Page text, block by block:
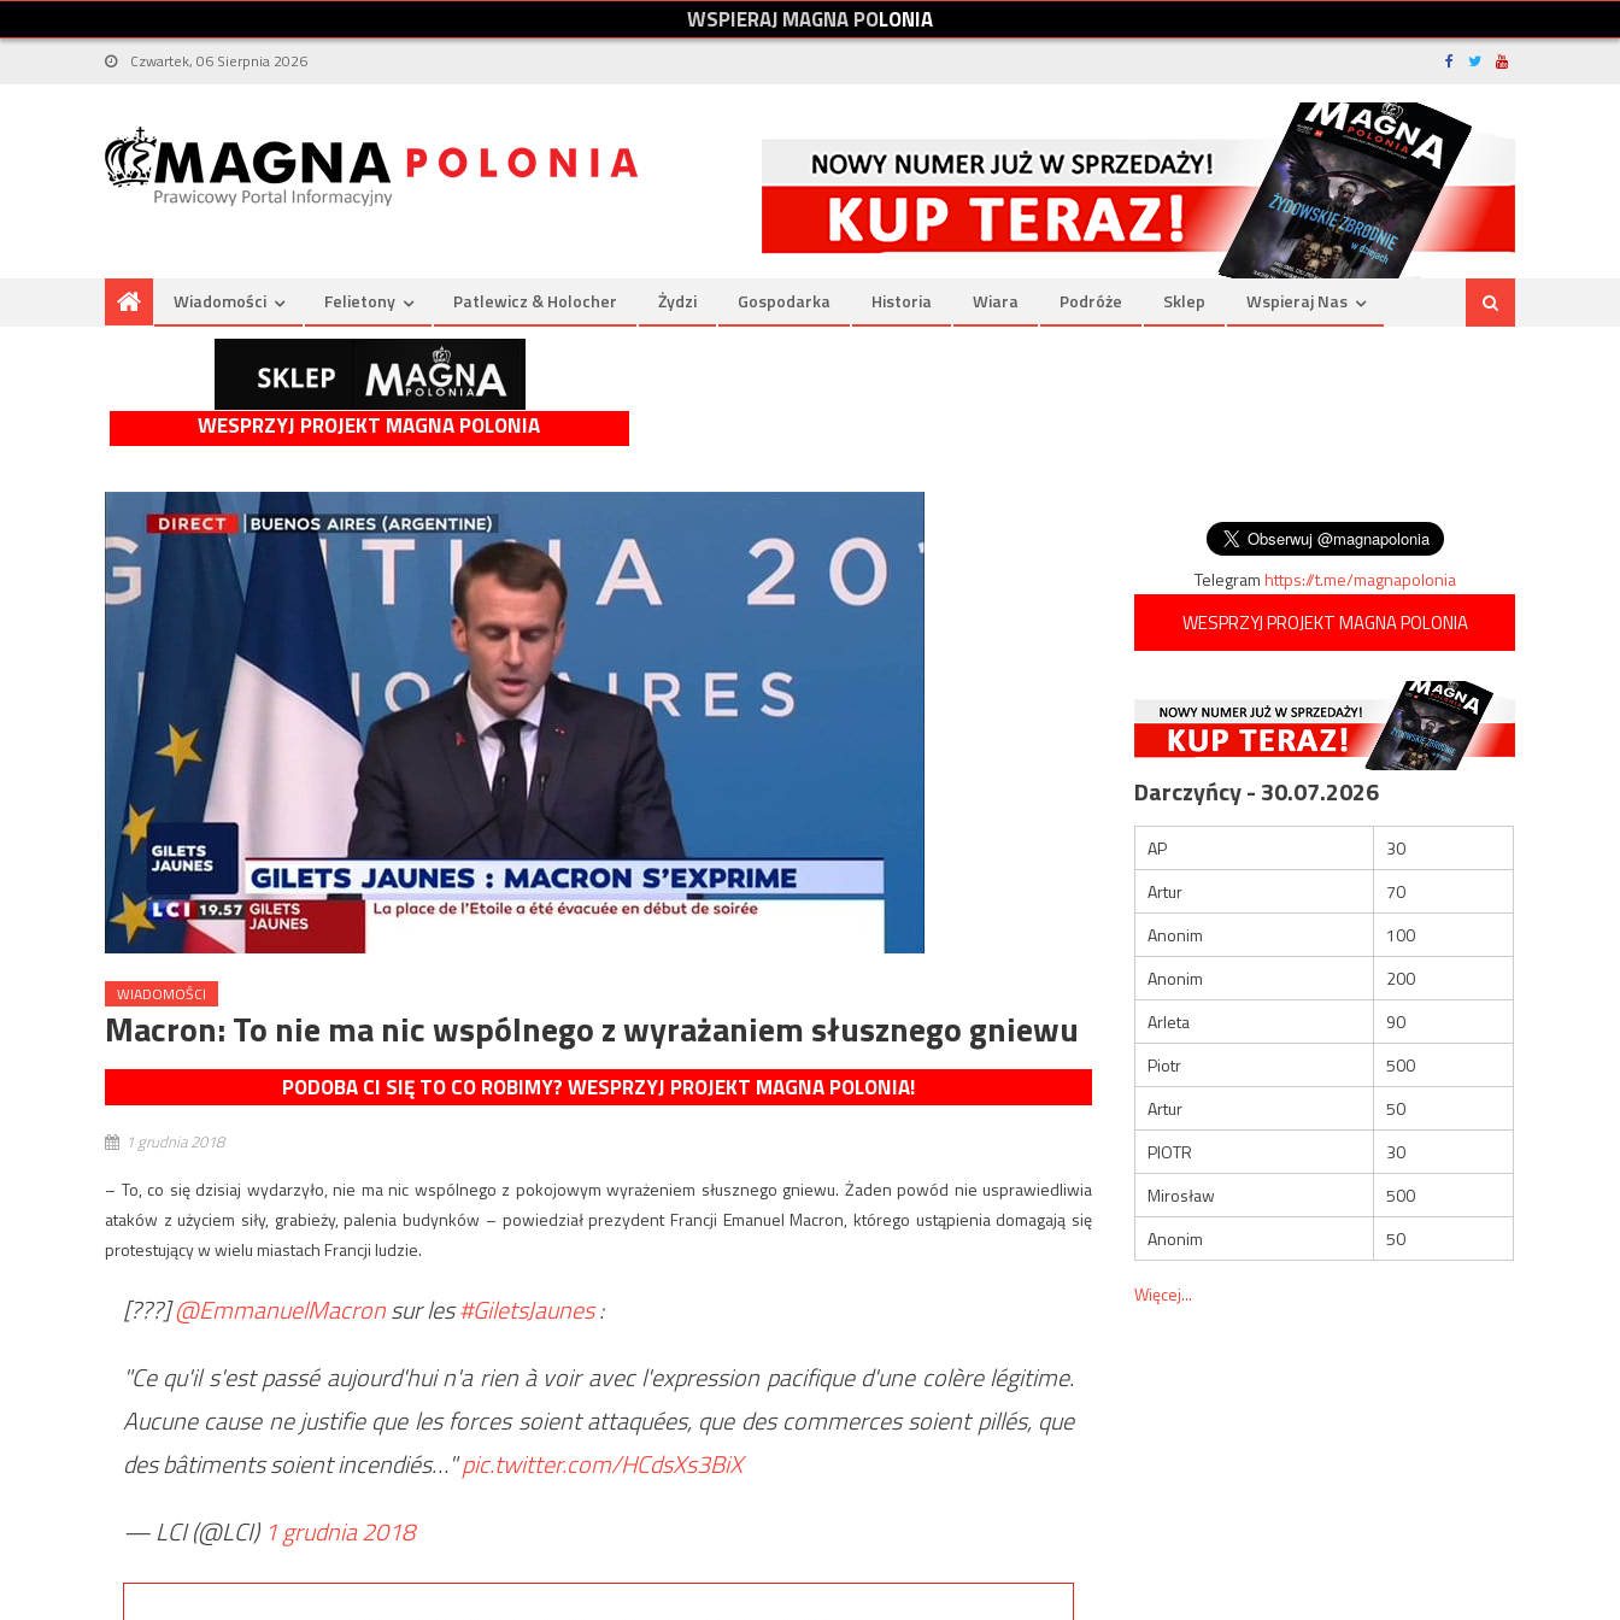
WSPIERAJMAGNAPOLONIA
Czwartek, 06 Sierpnia 2026
Wiadomości Felietony Patlewicz & Holocher Żydzi Gospodarka Historia Wiara Podróże Sklep Wspieraj Nas
WESPRZYJ PROJEKT MAGNA POLONIA
WIADOMOŚCI
Macron: To nie ma nic wspólnego z wyrażaniem słusznego gniewu
PODOBA CI SIĘ TO CO ROBIMY? WESPRZYJ PROJEKT MAGNA POLONIA!
1 grudnia 2018
– To, co się dzisiaj wydarzyło, nie ma nic wspólnego z pokojowym wyrażeniem słusznego gniewu. Żaden powód nie usprawiedliwia
ataków z użyciem siły, grabieży, palenia budynków – powiedział prezydent Francji Emanuel Macron, którego ustąpienia domagają się
protestujący w wielu miastach Francji ludzie.
[???]@EmmanuelMacronsur les#GiletsJaunes:
"Ce qu'il s'est passé aujourd'hui n'a rien à voir avec l'expression pacifique d'une colère légitime.
Aucune cause ne justifie que les forces soient attaquées, que des commerces soient pillés, que
des bâtiments soient incendiés…"pic.twitter.com/HCdsXs3BiX
— LCI (@LCI) 1 grudnia 2018
Telegramhttps://t.me/magnapolonia
WESPRZYJ PROJEKT MAGNA POLONIA
Darczyńcy - 30.07.2026
AP
30
Artur
70
Anonim
100
Anonim
200
Arleta
90
Piotr
500
Artur
50
PIOTR
30
Mirosław
500
Anonim
50
Więcej...